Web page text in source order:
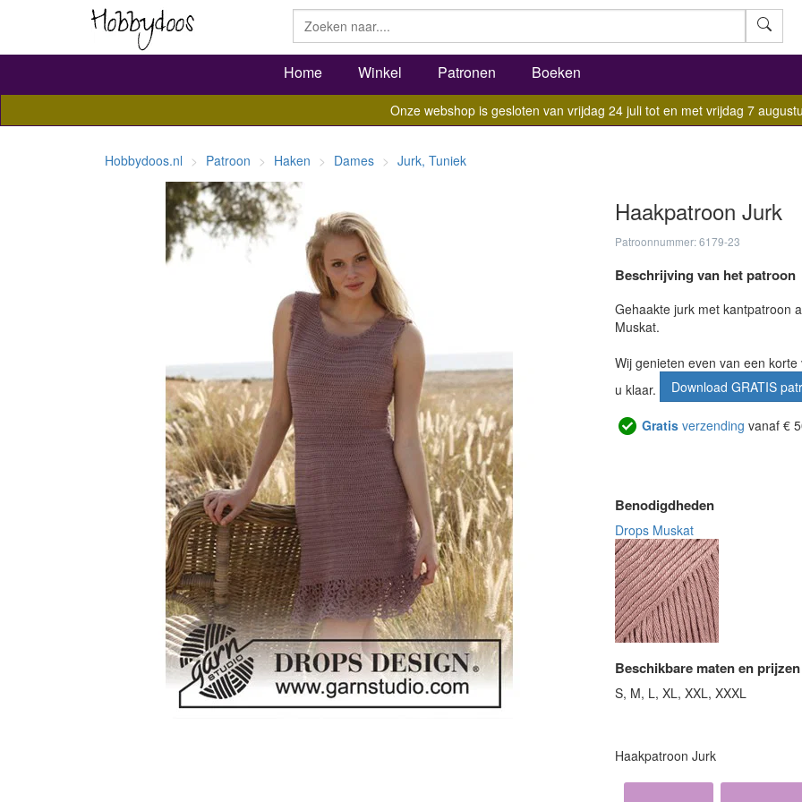
Home Winkel Patronen Boeken
Onze webshop is gesloten van vrijdag 24 juli tot en met vrijdag 7
Hobbydoos.nl Patroon Haken Dames Jurk, Tuniek
Haakpatroon Jurk
Patroonnummer: 6179-23
Beschrijving van het patroon
Gehaakte jurk met kantpatroon
Muskat.
Wij genieten even van een
u klaar.
Download GRATIS
Gratis verzending vanaf €
Benodigdheden
Drops Muskat
Beschikbare maten en prijzen
S, M, L, XL, XXL, XXXL
Haakpatroon Jurk